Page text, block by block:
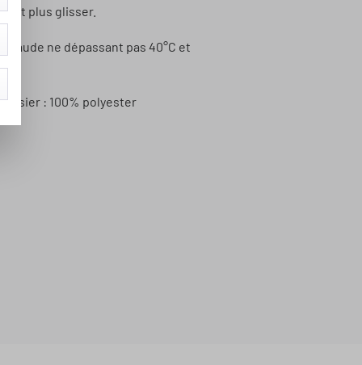
plus glisser.
ne dépassant pas 40°C et
: 100% polyester